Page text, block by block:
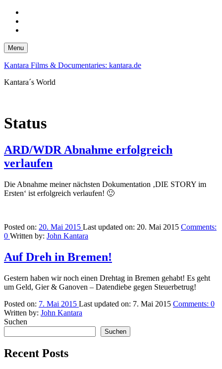
content
footer
Menu
Kantara Films & Documentaries: kantara.de
Kantara´s World
Status
ARD/WDR Abnahme erfolgreich
verlaufen
Die Abnahme meiner nächsten Dokumentation ‚DIE STORY im
Ersten‘ ist erfolgreich verlaufen! 🙂
Posted on: 20. Mai 2015 Last updated on: 20. Mai 2015 Comments:
0 Written by: John Kantara
Auf Dreh in Bremen!
Gestern haben wir noch einen Drehtag in Bremen gehabt! Es geht
um Geld, Gier & Ganoven – Datendiebe gegen Steuerbetrug!
Posted on: 7. Mai 2015 Last updated on: 7. Mai 2015 Comments: 0
Written by: John Kantara
Suchen
Suchen
Recent Posts